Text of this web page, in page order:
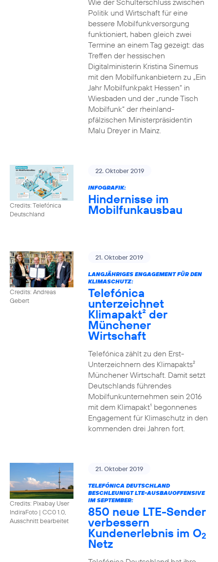
Wie der Schulterschluss zwischen
Politik und Wirtschaft für eine
bessere Mobilfunkversorgung
funktioniert, haben gleich zwei
Termine an einem Tag gezeigt: das
Treffen der hessischen
Digitalministerin Kristina Sinemus
mit den Mobilfunkanbietern zu „Ein
Jahr Mobilfunkpakt Hessen“ in
Wiesbaden und der „runde Tisch
Mobilfunk“ der rheinland-
pfälzischen Ministerpräsidentin
Malu Dreyer in Mainz.
Credits: Telefónica
Deutschland
22. Oktober 2019
INFOGRAFIK:
Hindernisse im
Mobilfunkausbau
Credits: Andreas
Gebert
21. Oktober 2019
LANGJÄHRIGES ENGAGEMENT FÜR DEN
KLIMASCHUTZ:
Telefónica
unterzeichnet
Klimapakt² der
Münchener
Wirtschaft
Telefónica zählt zu den Erst-
Unterzeichnern des Klimapakts²
Münchener Wirtschaft. Damit setzt
Deutschlands führendes
Mobilfunkunternehmen sein 2016
mit dem Klimapakt¹ begonnenes
Engagement für Klimaschutz in den
kommenden drei Jahren fort.
Credits: Pixabay User
IndiraFoto | CC0 1.0,
Ausschnitt bearbeitet
21. Oktober 2019
TELEFÓNICA DEUTSCHLAND
BESCHLEUNIGT LTE-AUSBAUOFFENSIVE
IM SEPTEMBER:
850 neue LTE-Sender
verbessern
Kundenerlebnis im O2
Netz